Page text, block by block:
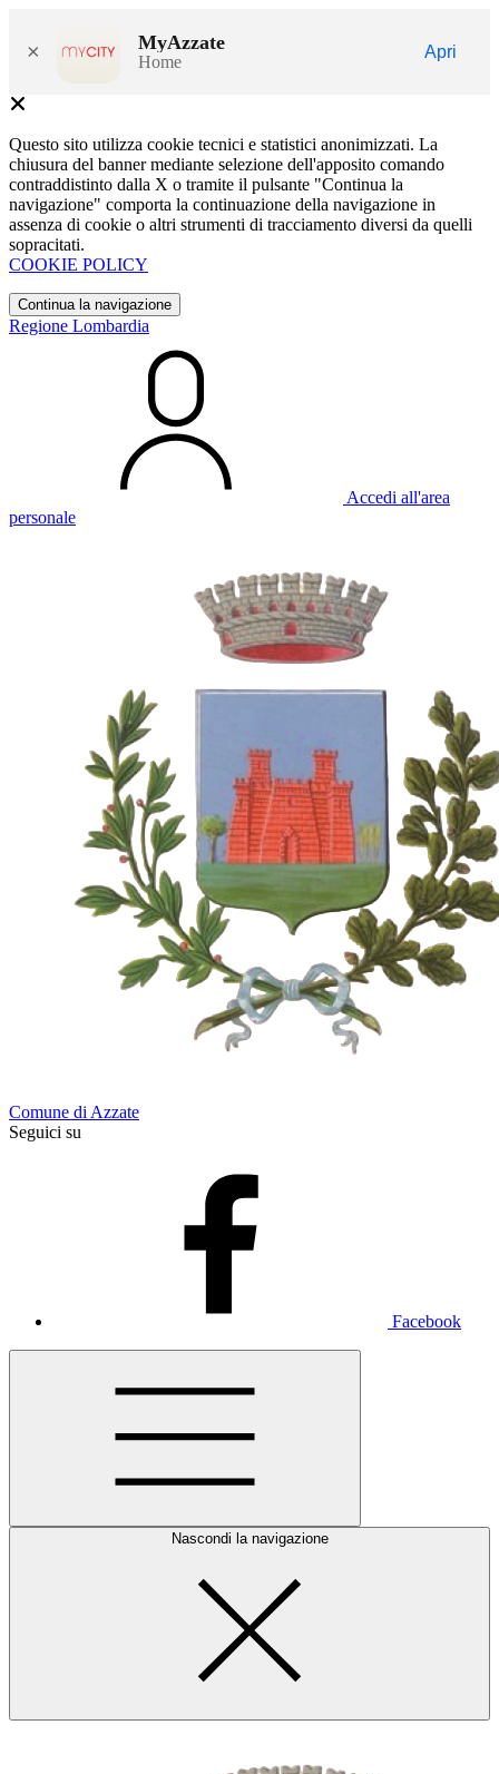
× MyAzzate
Home
Apri
Questo sito utilizza cookie tecnici e statistici anonimizzati. La
chiusura del banner mediante selezione dell'apposito comando
contraddistinto dalla X o tramite il pulsante "Continua la
navigazione" comporta la continuazione della navigazione in
assenza di cookie o altri strumenti di tracciamento diversi da quelli
sopracitati.
COOKIE POLICY
Continua la navigazione
Regione Lombardia
Accedi all'area
personale
Comune di Azzate
Seguici su
Facebook
Nascondi la navigazione